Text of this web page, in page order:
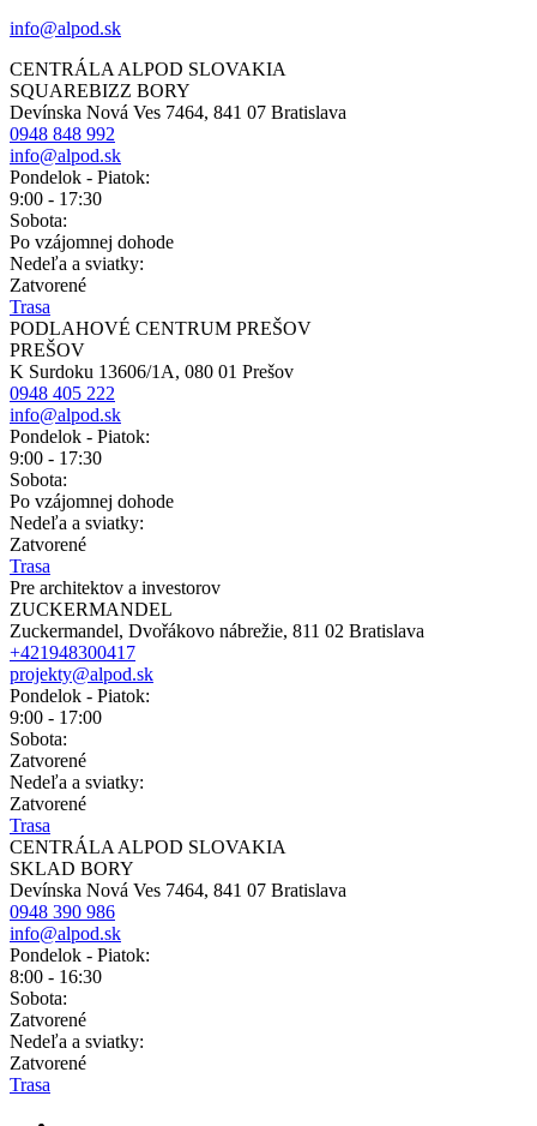
info@alpod.sk
CENTRÁLA ALPOD SLOVAKIA
SQUAREBIZZ BORY
Devínska Nová Ves 7464, 841 07 Bratislava
0948 848 992
info@alpod.sk
Pondelok - Piatok:
9:00 - 17:30
Sobota:
Po vzájomnej dohode
Nedeľa a sviatky:
Zatvorené
Trasa
PODLAHOVÉ CENTRUM PREŠOV
PREŠOV
K Surdoku 13606/1A, 080 01 Prešov
0948 405 222
info@alpod.sk
Pondelok - Piatok:
9:00 - 17:30
Sobota:
Po vzájomnej dohode
Nedeľa a sviatky:
Zatvorené
Trasa
Pre architektov a investorov
ZUCKERMANDEL
Zuckermandel, Dvořákovo nábrežie, 811 02 Bratislava
+421948300417
projekty@alpod.sk
Pondelok - Piatok:
9:00 - 17:00
Sobota:
Zatvorené
Nedeľa a sviatky:
Zatvorené
Trasa
CENTRÁLA ALPOD SLOVAKIA
SKLAD BORY
Devínska Nová Ves 7464, 841 07 Bratislava
0948 390 986
info@alpod.sk
Pondelok - Piatok:
8:00 - 16:30
Sobota:
Zatvorené
Nedeľa a sviatky:
Zatvorené
Trasa